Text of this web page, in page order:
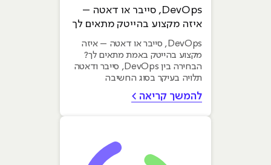
DevOps, סייבר או דאטה –
איזה מקצוע בהייטק מתאים לך
ב-2026?
DevOps, סייבר או דאטה – איזה
מקצוע בהייטק באמת מתאים לך?
הבחירה בין DevOps, סייבר ודאטה
תלויה בעיקר בסוג החשיבה
למי...
להמשך קריאה >